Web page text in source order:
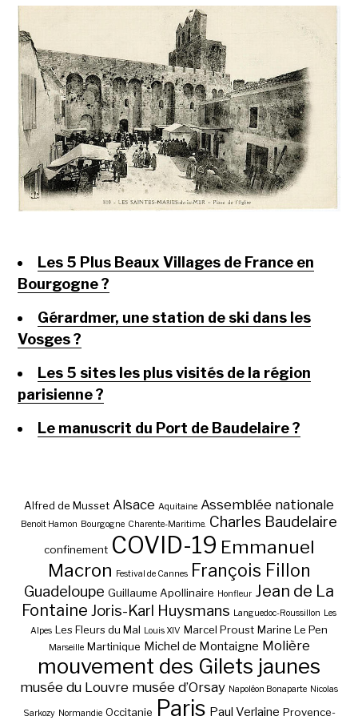
Les 5 Plus Beaux Villages de France en
Bourgogne ?
Gérardmer, une station de ski dans les
Vosges ?
Les 5 sites les plus visités de la région
parisienne ?
Le manuscrit du Port de Baudelaire ?
Alfred de Musset Alsace Aquitaine Assemblée nationale
Benoît Hamon Bourgogne Charente-Maritime. Charles Baudelaire
confinement COVID-19 Emmanuel
Macron
Festival de Cannes François Fillon
Guadeloupe Guillaume Apollinaire Honfleur Jean de La
Fontaine Joris-Karl Huysmans Languedoc-Roussillon Les
Alpes Les Fleurs du Mal Louis XIV Marcel Proust Marine Le Pen
Marseille Martinique Michel de Montaigne Molière
mouvement des Gilets jaunes
musée du Louvre musée d’Orsay Napoléon Bonaparte Nicolas
Sarkozy Normandie Occitanie Paris Paul Verlaine Provence-